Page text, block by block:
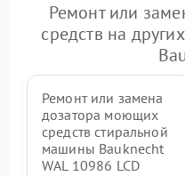
Ремонт или
средств на
Ремонт или замена
дозатора моющих
средств стиральной
машины Bauknecht
WAL 10986 LCD